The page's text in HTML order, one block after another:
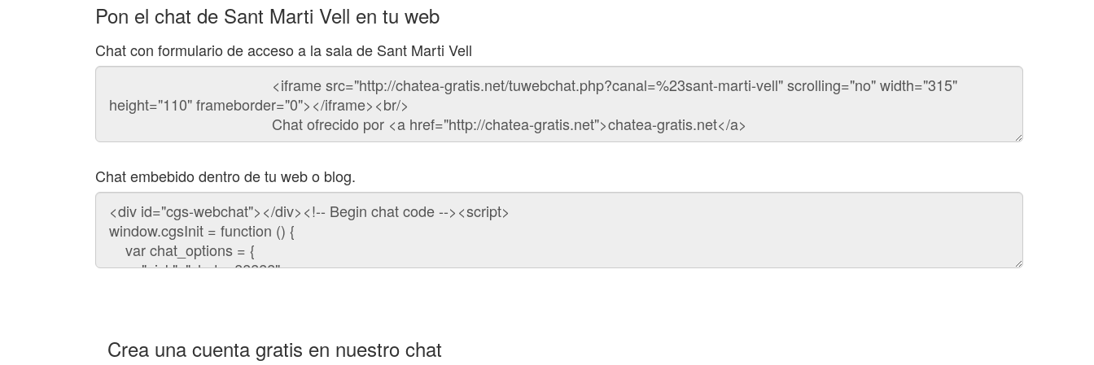
Pon el chat de Sant Marti Vell en tu web
Chat con formulario de acceso a la sala de Sant Marti Vell
Código
chat
Chat embebido dentro de tu web o blog.
Código
para
embeber
chat
Crea una cuenta gratis en nuestro chat